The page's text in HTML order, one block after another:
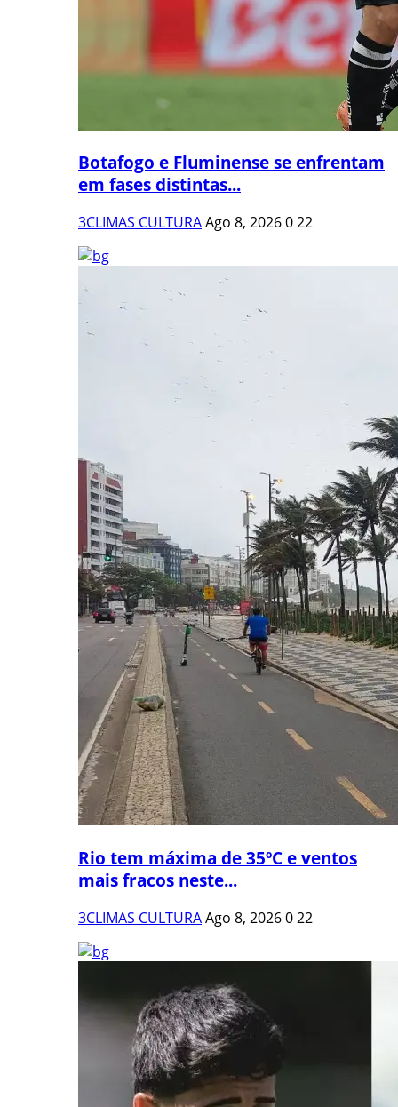
Botafogo e Fluminense se enfrentam
em fases distintas...
3CLIMAS CULTURAAgo 8, 2026022
Rio tem máxima de 35ºC e ventos
mais fracos neste...
3CLIMAS CULTURAAgo 8, 2026022